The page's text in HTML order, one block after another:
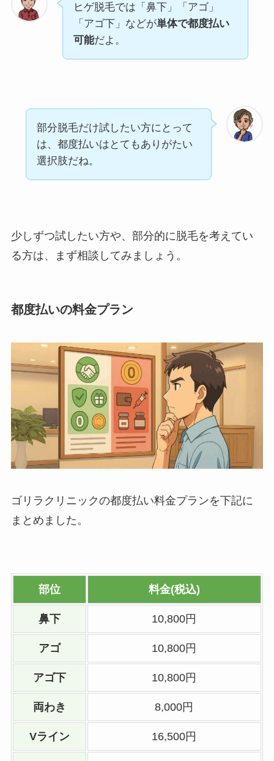
ヒゲ脱毛では「鼻下」「アゴ」
「アゴ下」などが単体で都度払い
可能だよ。
部分脱毛だけ試したい方にとって
は、都度払いはとてもありがたい
選択肢だね。
少しずつ試したい方や、部分的に脱毛を考えてい
る方は、まず相談してみましょう。
都度払いの料金プラン
ゴリラクリニックの都度払い料金プランを下記に
まとめました。
部位 料金(税込)
鼻下 10,800円
アゴ 10,800円
アゴ下 10,800円
両わき 8,000円
Vライン 16,500円